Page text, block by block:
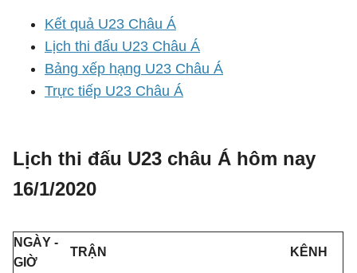
Kết quả U23 Châu Á
Lịch thi đấu U23 Châu Á
Bảng xếp hạng U23 Châu Á
Trực tiếp U23 Châu Á
Lịch thi đấu U23 châu Á hôm nay
16/1/2020
NGÀY -
GIỜ
TRẬN KÊNH